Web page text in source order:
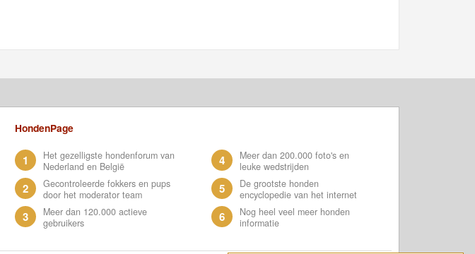
HondenPage
1
Het gezelligste hondenforum van
Nederland en België
2
Gecontroleerde fokkers en pups
door het moderator team
3
Meer dan 120.000 actieve
gebruikers
4
Meer dan 200.000 foto's en
leuke wedstrijden
5
De grootste honden
encyclopedie van het internet
6
Nog heel veel meer honden
informatie